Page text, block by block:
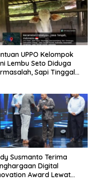
UPPO Kelompok
Lembu Seto Diduga
Sapi Tinggal
Susmanto Terima
Digital
Award Lewat